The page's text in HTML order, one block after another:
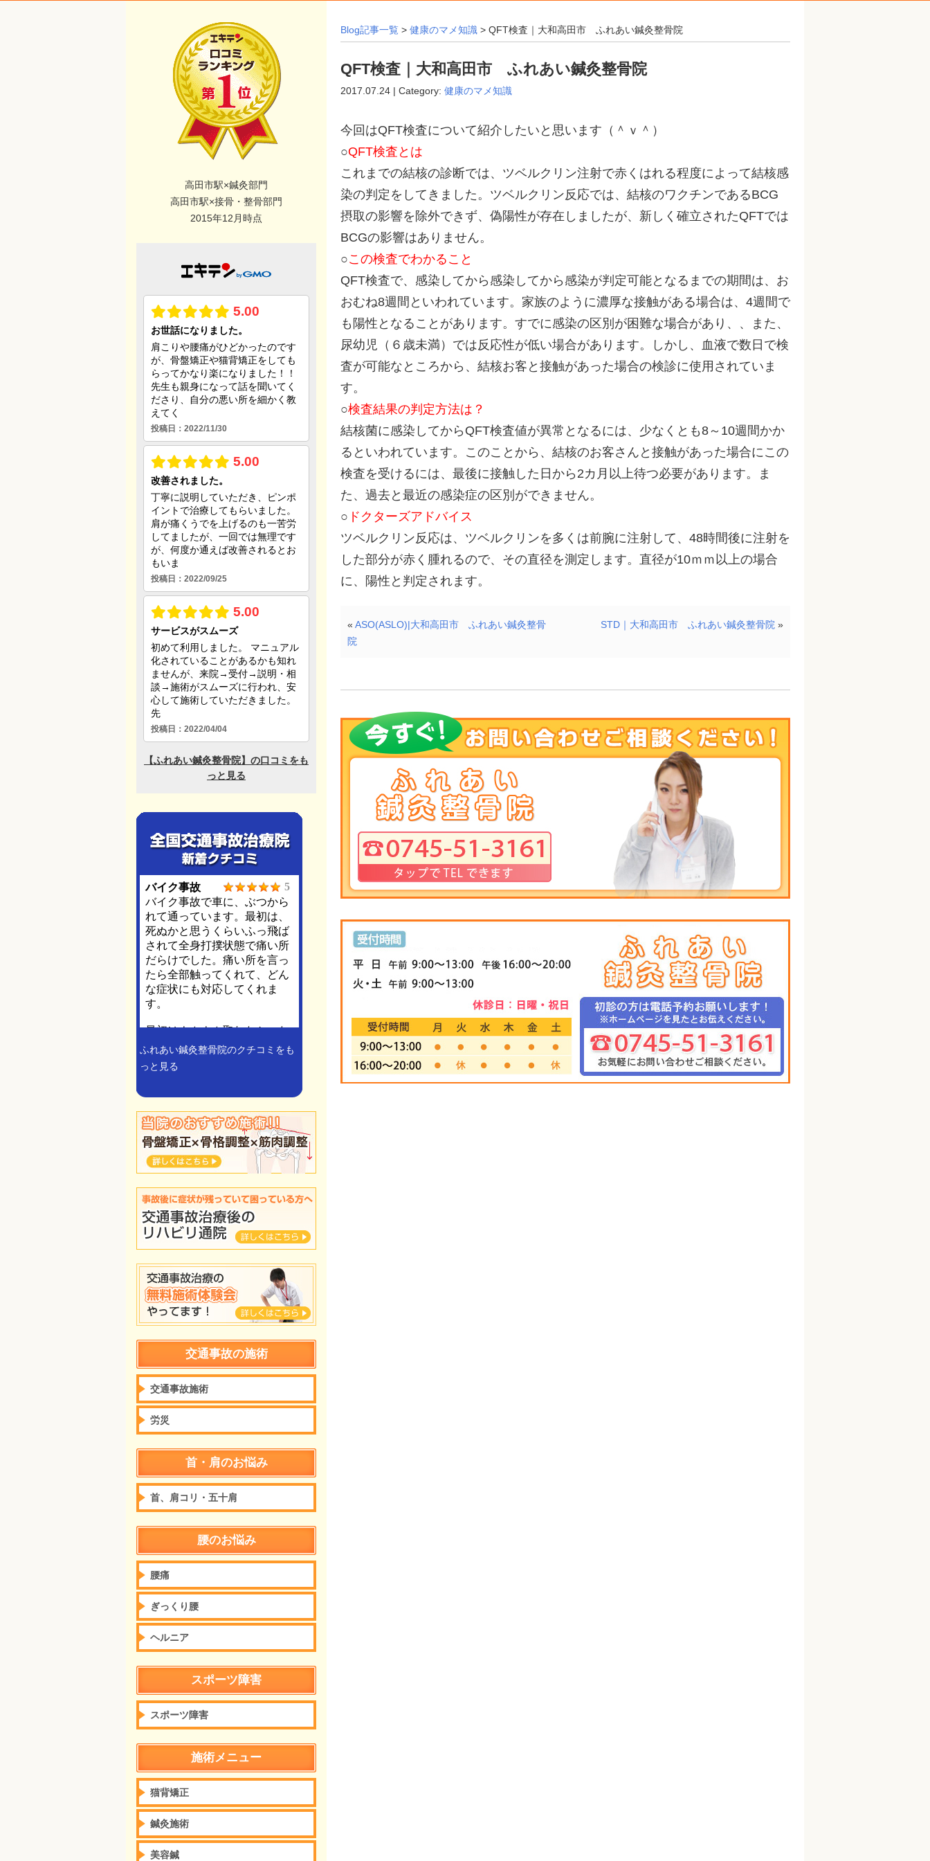
Blog記事一覧 > 健康のマメ知識 > QFT検査｜大和高田市 ふれあい鍼灸整骨院
QFT検査｜大和高田市 ふれあい鍼灸整骨院
2017.07.24 | Category: 健康のマメ知識
今回はQFT検査について紹介したいと思います（＾ｖ＾）
○QFT検査とは
これまでの結核の診断では、ツベルクリン注射で赤くはれる程度によって結核感
染の判定をしてきました。ツベルクリン反応では、結核のワクチンであるBCG
摂取の影響を除外できず、偽陽性が存在しましたが、新しく確立されたQFTでは
BCGの影響はありません。
○この検査でわかること
QFT検査で、感染してから感染してから感染が判定可能となるまでの期間は、お
おむね8週間といわれています。家族のように濃厚な接触がある場合は、4週間で
も陽性となることがあります。すでに感染の区別が困難な場合があり、、また、
尿幼児（６歳未満）では反応性が低い場合があります。しかし、血液で数日で検
査が可能なところから、結核お客と接触があった場合の検診に使用されていま
す。
○検査結果の判定方法は？
結核菌に感染してからQFT検査値が異常となるには、少なくとも8～10週間かか
るといわれています。このことから、結核のお客さんと接触があった場合にこの
検査を受けるには、最後に接触した日から2カ月以上待つ必要があります。ま
た、過去と最近の感染症の区別ができません。
○ ドクターズアドバイス
ツベルクリン反応は、ツベルクリンを多くは前腕に注射して、48時間後に注射を
した部分が赤く腫れるので、その直径を測定します。直径が10ｍｍ以上の場合
に、陽性と判定されます。
STD｜大和高田市 ふれあい鍼灸整骨院 »
« ASO(ASLO)|大和高田市 ふれあい鍼灸整骨
院
高田市駅×鍼灸部門
高田市駅×接骨・整骨部門
2015年12月時点
ふれあい鍼灸整骨院のクチコミをも
っと見る
交通事故の施術
交通事故施術
労災
首・肩のお悩み
首、肩コリ・五十肩
腰のお悩み
腰痛
ぎっくり腰
ヘルニア
スポーツ障害
スポーツ障害
施術メニュー
猫背矯正
鍼灸施術
美容鍼